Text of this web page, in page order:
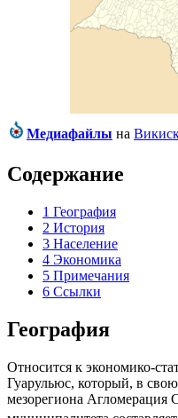
Медиафайлы на
Содержание
1 География
2 История
3 Население
4 Экономика
5 Примечания
6 Ссылки
География
Относится к экономико-
Гуарульюс, который, в свою
мезорегиона Агломерация